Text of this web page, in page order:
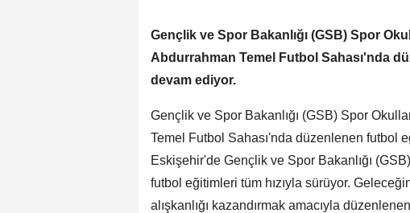
Gençlik ve Spor Bakanlığı (GSB) Spor
Abdurrahman Temel Futbol Sahası'nda
devam ediyor.
Gençlik ve Spor Bakanlığı (GSB) Spor
Temel Futbol Sahası'nda düzenlenen futbol
Eskişehir'de Gençlik ve Spor Bakanlığı
futbol eğitimleri tüm hızıyla sürüyor.
alışkanlığı kazandırmak amacıyla